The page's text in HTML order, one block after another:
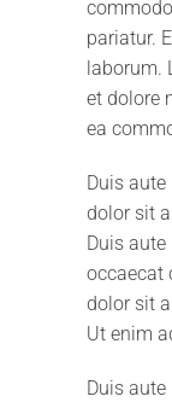
pariatur.
laborum.
et dolore
ea
Duis
dolor sit
Duis
occaecat
dolor sit
Ut enim
Duis